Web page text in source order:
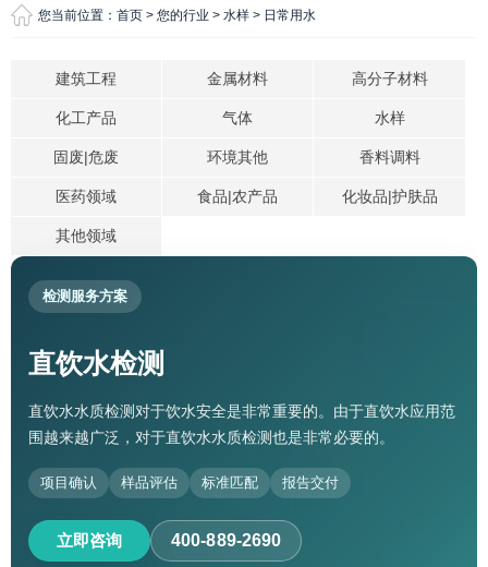
您当前位置： 首页 > 您的行业 > 水样 > 日常用水
建筑工程 金属材料 高分子材料
化工产品 气体 水样
固废|危废 环境其他 香料调料
医药领域 食品|农产品 化妆品|护肤品
其他领域
检测服务方案
直饮水检测
直饮水水质检测对于饮水安全是非常重要的。由于直饮水应用范
围越来越广泛，对于直饮水水质检测也是非常必要的。
项目确认 样品评估 标准匹配 报告交付
立即咨询 400-889-2690